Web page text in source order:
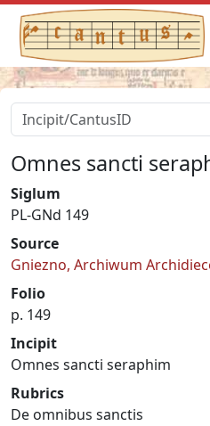
Omnes sancti
Siglum
PL-GNd 149
Source
Gniezno, Archiwum
Folio
p. 149
Incipit
Omnes sancti seraphim
Rubrics
De omnibus sanctis